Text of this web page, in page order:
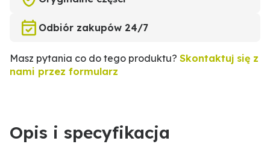
Odbiór zakupów 24/7
Masz pytania co do tego produktu? Skontaktuj się z
nami przez formularz
Opis i specyfikacja